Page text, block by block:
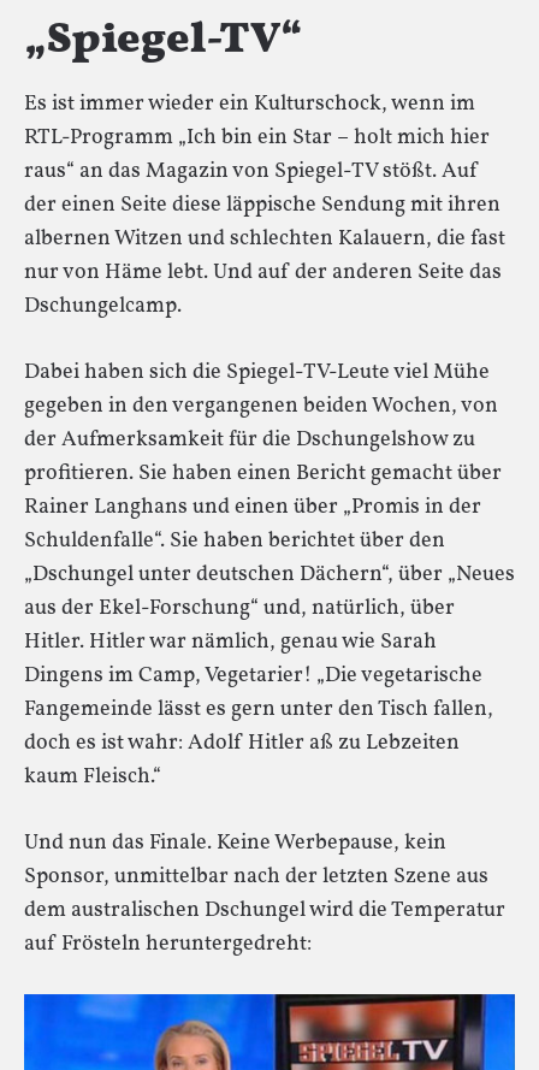
„Spiegel-TV“
Es ist immer wieder ein Kulturschock, wenn im
RTL-Programm „Ich bin ein Star – holt mich hier
raus“ an das Magazin von Spiegel-TV stößt. Auf
der einen Seite diese läppische Sendung mit ihren
albernen Witzen und schlechten Kalauern, die fast
nur von Häme lebt. Und auf der anderen Seite das
Dschungelcamp.
Dabei haben sich die Spiegel-TV-Leute viel Mühe
gegeben in den vergangenen beiden Wochen, von
der Aufmerksamkeit für die Dschungelshow zu
profitieren. Sie haben einen Bericht gemacht über
Rainer Langhans und einen über „Promis in der
Schuldenfalle“. Sie haben berichtet über den
„Dschungel unter deutschen Dächern“, über „Neues
aus der Ekel-Forschung“ und, natürlich, über
Hitler. Hitler war nämlich, genau wie Sarah
Dingens im Camp, Vegetarier! „Die vegetarische
Fangemeinde lässt es gern unter den Tisch fallen,
doch es ist wahr: Adolf Hitler aß zu Lebzeiten
kaum Fleisch.“
Und nun das Finale. Keine Werbepause, kein
Sponsor, unmittelbar nach der letzten Szene aus
dem australischen Dschungel wird die Temperatur
auf Frösteln heruntergedreht: